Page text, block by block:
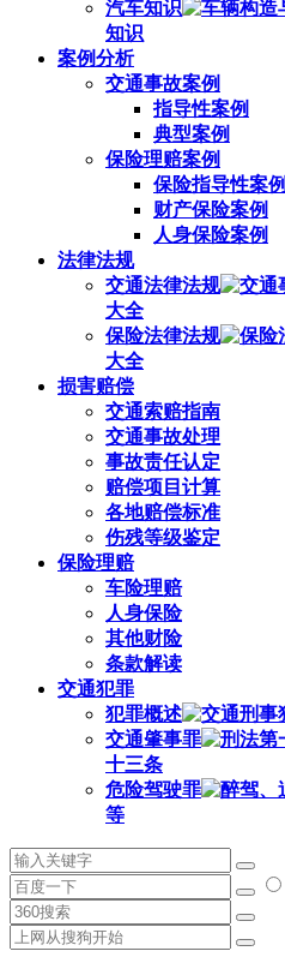
汽车知识
知识
案例分析
交通事故案例
指导性案例
典型案例
保险理赔案例
保险指导性案例
财产保险案例
人身保险案例
法律法规
交通法律法规
大全
保险法律法规
大全
损害赔偿
交通索赔指南
交通事故处理
事故责任认定
赔偿项目计算
各地赔偿标准
伤残等级鉴定
保险理赔
车险理赔
人身保险
其他财险
条款解读
交通犯罪
犯罪概述
交通肇事罪
十三条
危险驾驶罪
等